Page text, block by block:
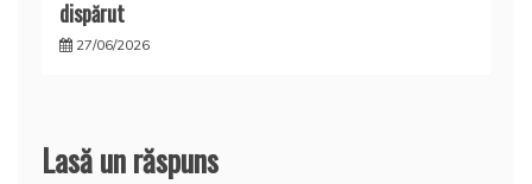
dispărut
27/06/2026
Lasă un răspuns